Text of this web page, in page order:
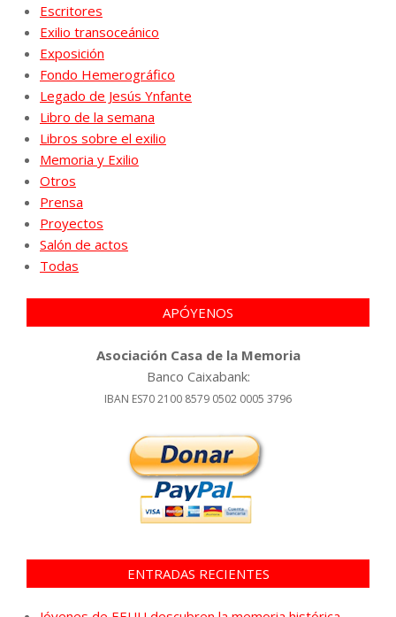
Escritores
Exilio transoceánico
Exposición
Fondo Hemerográfico
Legado de Jesús Ynfante
Libro de la semana
Libros sobre el exilio
Memoria y Exilio
Otros
Prensa
Proyectos
Salón de actos
Todas
APÓYENOS
Asociación Casa de la Memoria
Banco Caixabank:
IBAN ES70 2100 8579 0502 0005 3796
ENTRADAS RECIENTES